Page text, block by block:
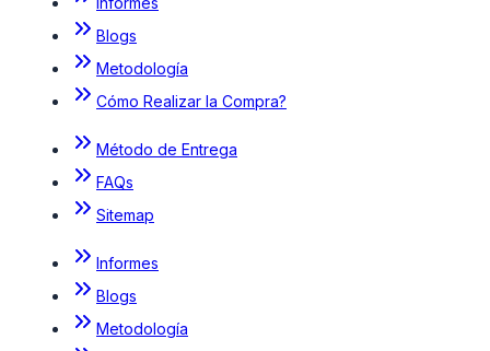
Blogs
Metodología
Cómo Realizar la Compra?
Método de Entrega
FAQs
Sitemap
Informes
Blogs
Metodología